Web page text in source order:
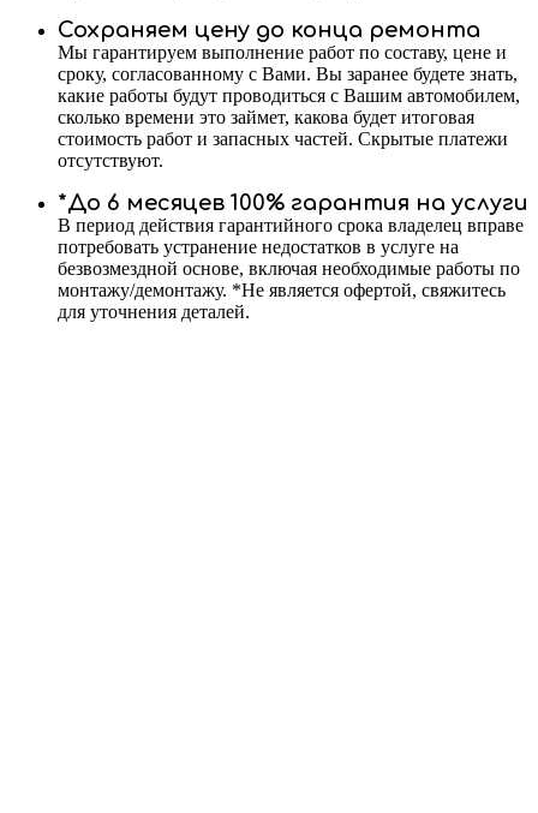
Сохраняем цену до конца ремонта
Мы гарантируем выполнение работ по составу, цене и
сроку, согласованному с Вами. Вы заранее будете знать,
какие работы будут проводиться с Вашим автомобилем,
сколько времени это займет, какова будет итоговая
стоимость работ и запасных частей. Скрытые платежи
отсутствуют.
*До 6 месяцев 100% гарантия на услуги
В период действия гарантийного срока владелец вправе
потребовать устранение недостатков в услуге на
безвозмездной основе, включая необходимые работы по
монтажу/демонтажу. *Не является офертой, свяжитесь
для уточнения деталей.